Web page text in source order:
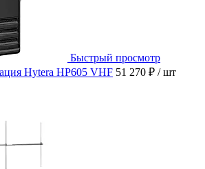
Быстрый просмотр
Hytera HP605 VHF 51 270 ₽ / шт